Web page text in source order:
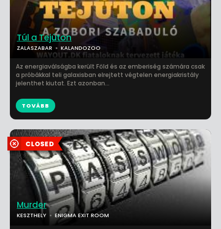
Murder
KESZTHELY ENIGMA EXIT ROOM
Túl a Tejúton
ZALASZABAR KALANDOZOO
Az energiaválságba került Föld és az emberiség számára csak
a próbákkal teli galaxisban elrejtett végtelen energiakristály
jelenthet kiutat. Ezt azonban...
TOVÁBB